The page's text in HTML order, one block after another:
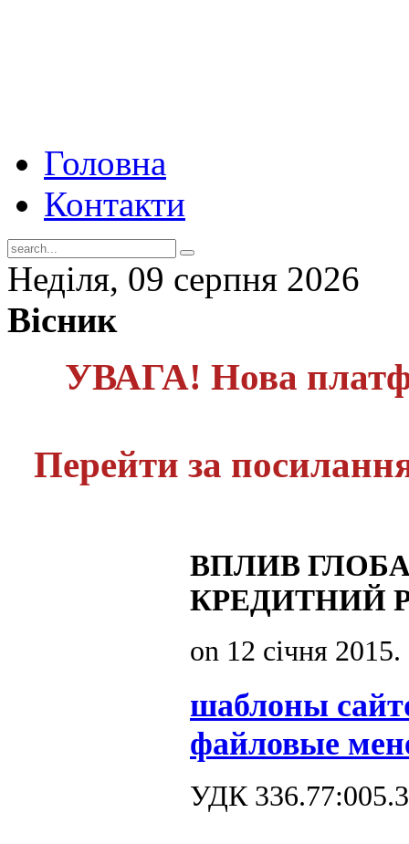
Головна
Контакти
Неділя, 09 серпня 2026
Вісник
УВАГА! Нова
Перейти за
ВПЛИВ
КРЕДИТНИЙ
on 12 січня 2015.
шаблоны
файловые
УДК